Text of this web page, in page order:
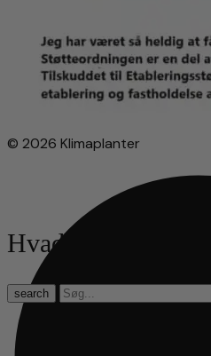
© 2026 Klimaplanter
Hvad leder du efter?
search